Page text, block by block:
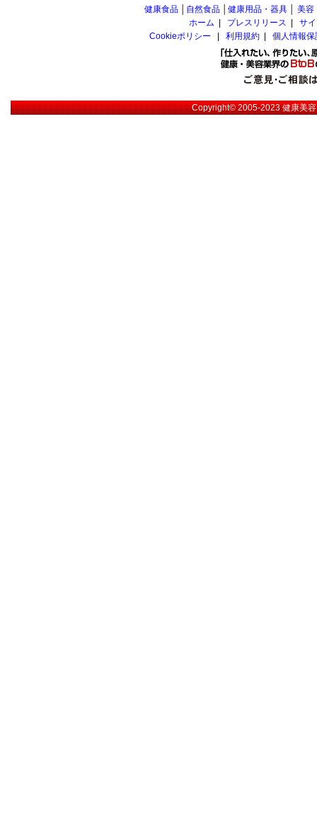
健康食品 自然食品 健康用品・器具 美容
ホーム
プレスリリース
サ
Cookieポリシー
利用規約 個人情報
Copyright© 2005-2023健康美